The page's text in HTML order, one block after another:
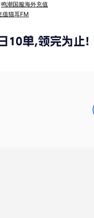
鸣潮国服海外充值
值猫耳FM